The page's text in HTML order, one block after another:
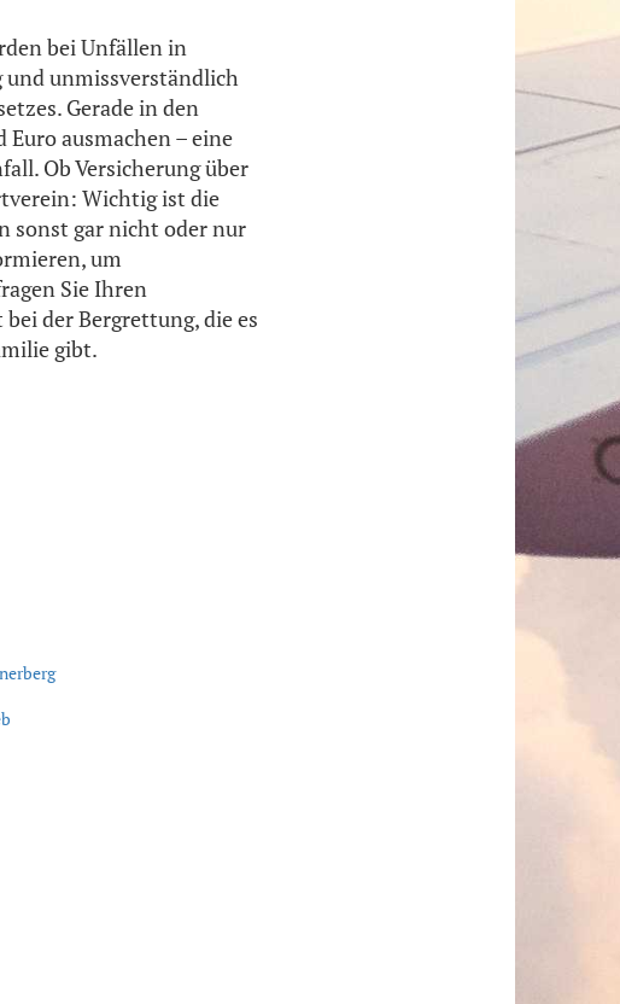
bei Unfällen in
unmissverständlich
Gerade in den
ausmachen – eine
Ob Versicherung über
Wichtig ist die
sonst gar nicht oder nur
um
Sie Ihren
der Bergrettung, die es
gibt.